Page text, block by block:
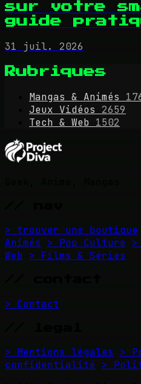
sur votre
guide
31 juil. 2026
Rubriques
Mangas & Animés
Jeux Vidéos
2659
Tech & Web 1502
> trouver une boutique
Animés
> Pop Culture
Web > Films & Séries
> Contact
> Mentions légales
>
confidentialité >